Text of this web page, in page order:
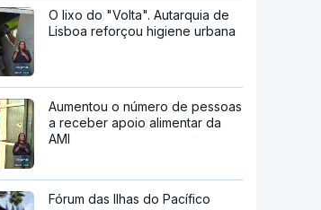
O lixo do "Volta". Autarquia de
Lisboa reforçou higiene urbana
Aumentou o número de pessoas
a receber apoio alimentar da
AMI
Fórum das Ilhas do Pacífico